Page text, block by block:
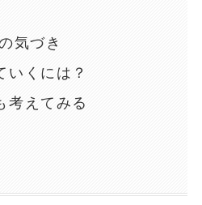
気づき
いくには？
考えてみる